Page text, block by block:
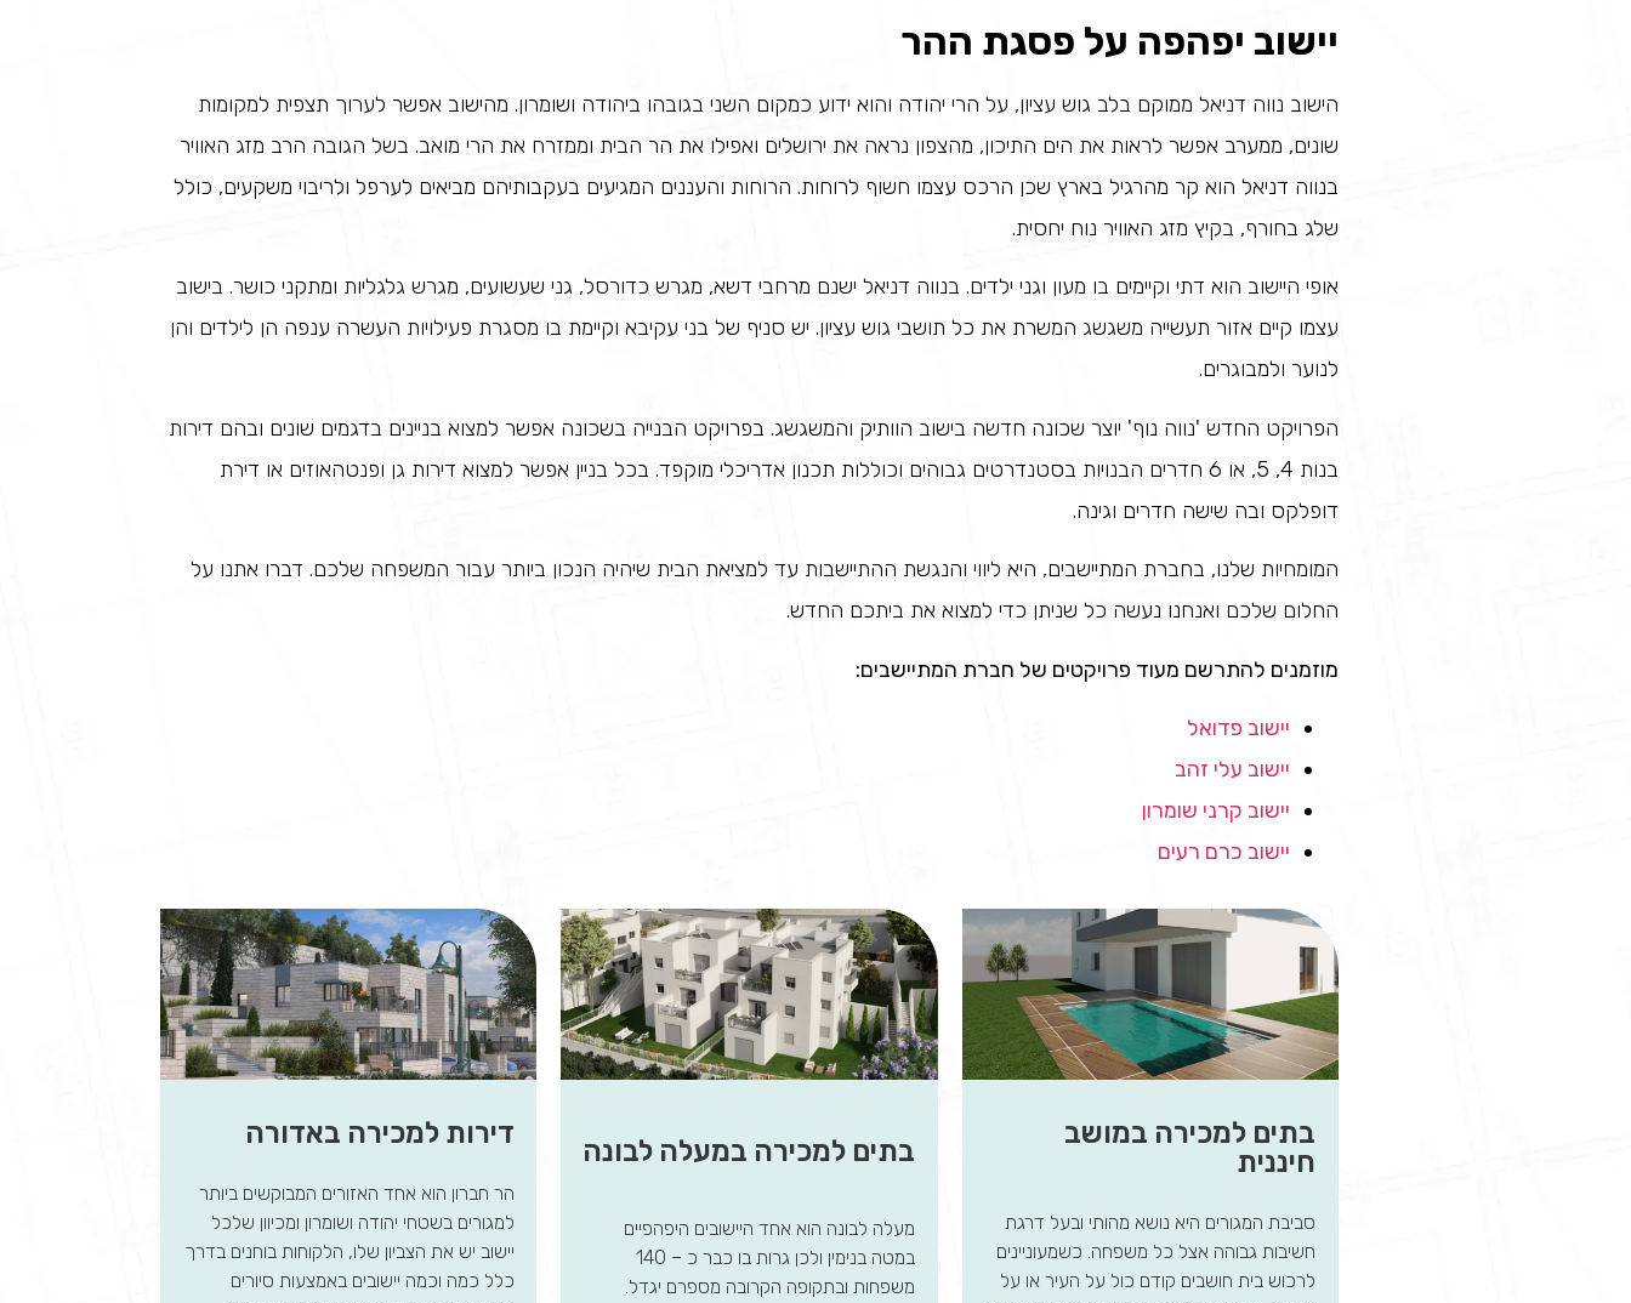
יישוב יפהפה על פסגת ההר
הישוב נווה דניאל ממוקם בלב גוש עציון, על הרי יהודה והוא ידוע כמקום השני בגובהו ביהודה ושומרון. מהישוב אפשר לערוך תצפית למקומות
שונים, ממערב אפשר לראות את הים התיכון, מהצפון נראה את ירושלים ואפילו את הר הבית וממזרח את הרי מואב. בשל הגובה הרב מזג האוויר
בנווה דניאל הוא קר מהרגיל בארץ שכן הרכס עצמו חשוף לרוחות. הרוחות והעננים המגיעים בעקבותיהם מביאים לערפל ולריבוי משקעים, כולל
שלג בחורף, בקיץ מזג האוויר נוח יחסית.
אופי היישוב הוא דתי וקיימים בו מעון וגני ילדים. בנווה דניאל ישנם מרחבי דשא, מגרש כדורסל, גני שעשועים, מגרש גלגליות ומתקני כושר. בישוב
עצמו קיים אזור תעשייה משגשג המשרת את כל תושבי גוש עציון. יש סניף של בני עקיבא וקיימת בו מסגרת פעילויות העשרה ענפה הן לילדים והן
לנוער ולמבוגרים.
הפרויקט החדש 'נווה נוף' יוצר שכונה חדשה בישוב הוותיק והמשגשג. בפרויקט הבנייה בשכונה אפשר למצוא בניינים בדגמים שונים ובהם דירות
בנות 4, 5, או 6 חדרים הבנויות בסטנדרטים גבוהים וכוללות תכנון אדריכלי מוקפד. בכל בניין אפשר למצוא דירות גן ופנטהאוזים או דירת
דופלקס ובה שישה חדרים וגינה.
המומחיות שלנו, בחברת המתיישבים, היא ליווי והנגשת ההתיישבות עד למציאת הבית שיהיה הנכון ביותר עבור המשפחה שלכם. דברו אתנו על
החלום שלכם ואנחנו נעשה כל שניתן כדי למצוא את ביתכם החדש.
מוזמנים להתרשם מעוד פרויקטים של חברת המתיישבים:
יישוב פדואל
יישוב עלי זהב
יישוב קרני שומרון
יישוב כרם רעים
בתים למכירה במושב
חיננית
סביבת המגורים היא נושא מהותי ובעל דרגת
חשיבות גבוהה אצל כל משפחה. כשמעוניינים
לרכוש בית חושבים קודם כול על העיר או על
בתים למכירה במעלה לבונה
מעלה לבונה הוא אחד היישובים היפהפיים
במטה בנימין ולכן גרות בו כבר כ – 140
משפחות ובתקופה הקרובה מספרם יגדל.
דירות למכירה באדורה
הר חברון הוא אחד האזורים המבוקשים ביותר
למגורים בשטחי יהודה ושומרון ומכיוון שלכל
יישוב יש את הצביון שלו, הלקוחות בוחנים בדרך
כלל כמה וכמה יישובים באמצעות סיורים